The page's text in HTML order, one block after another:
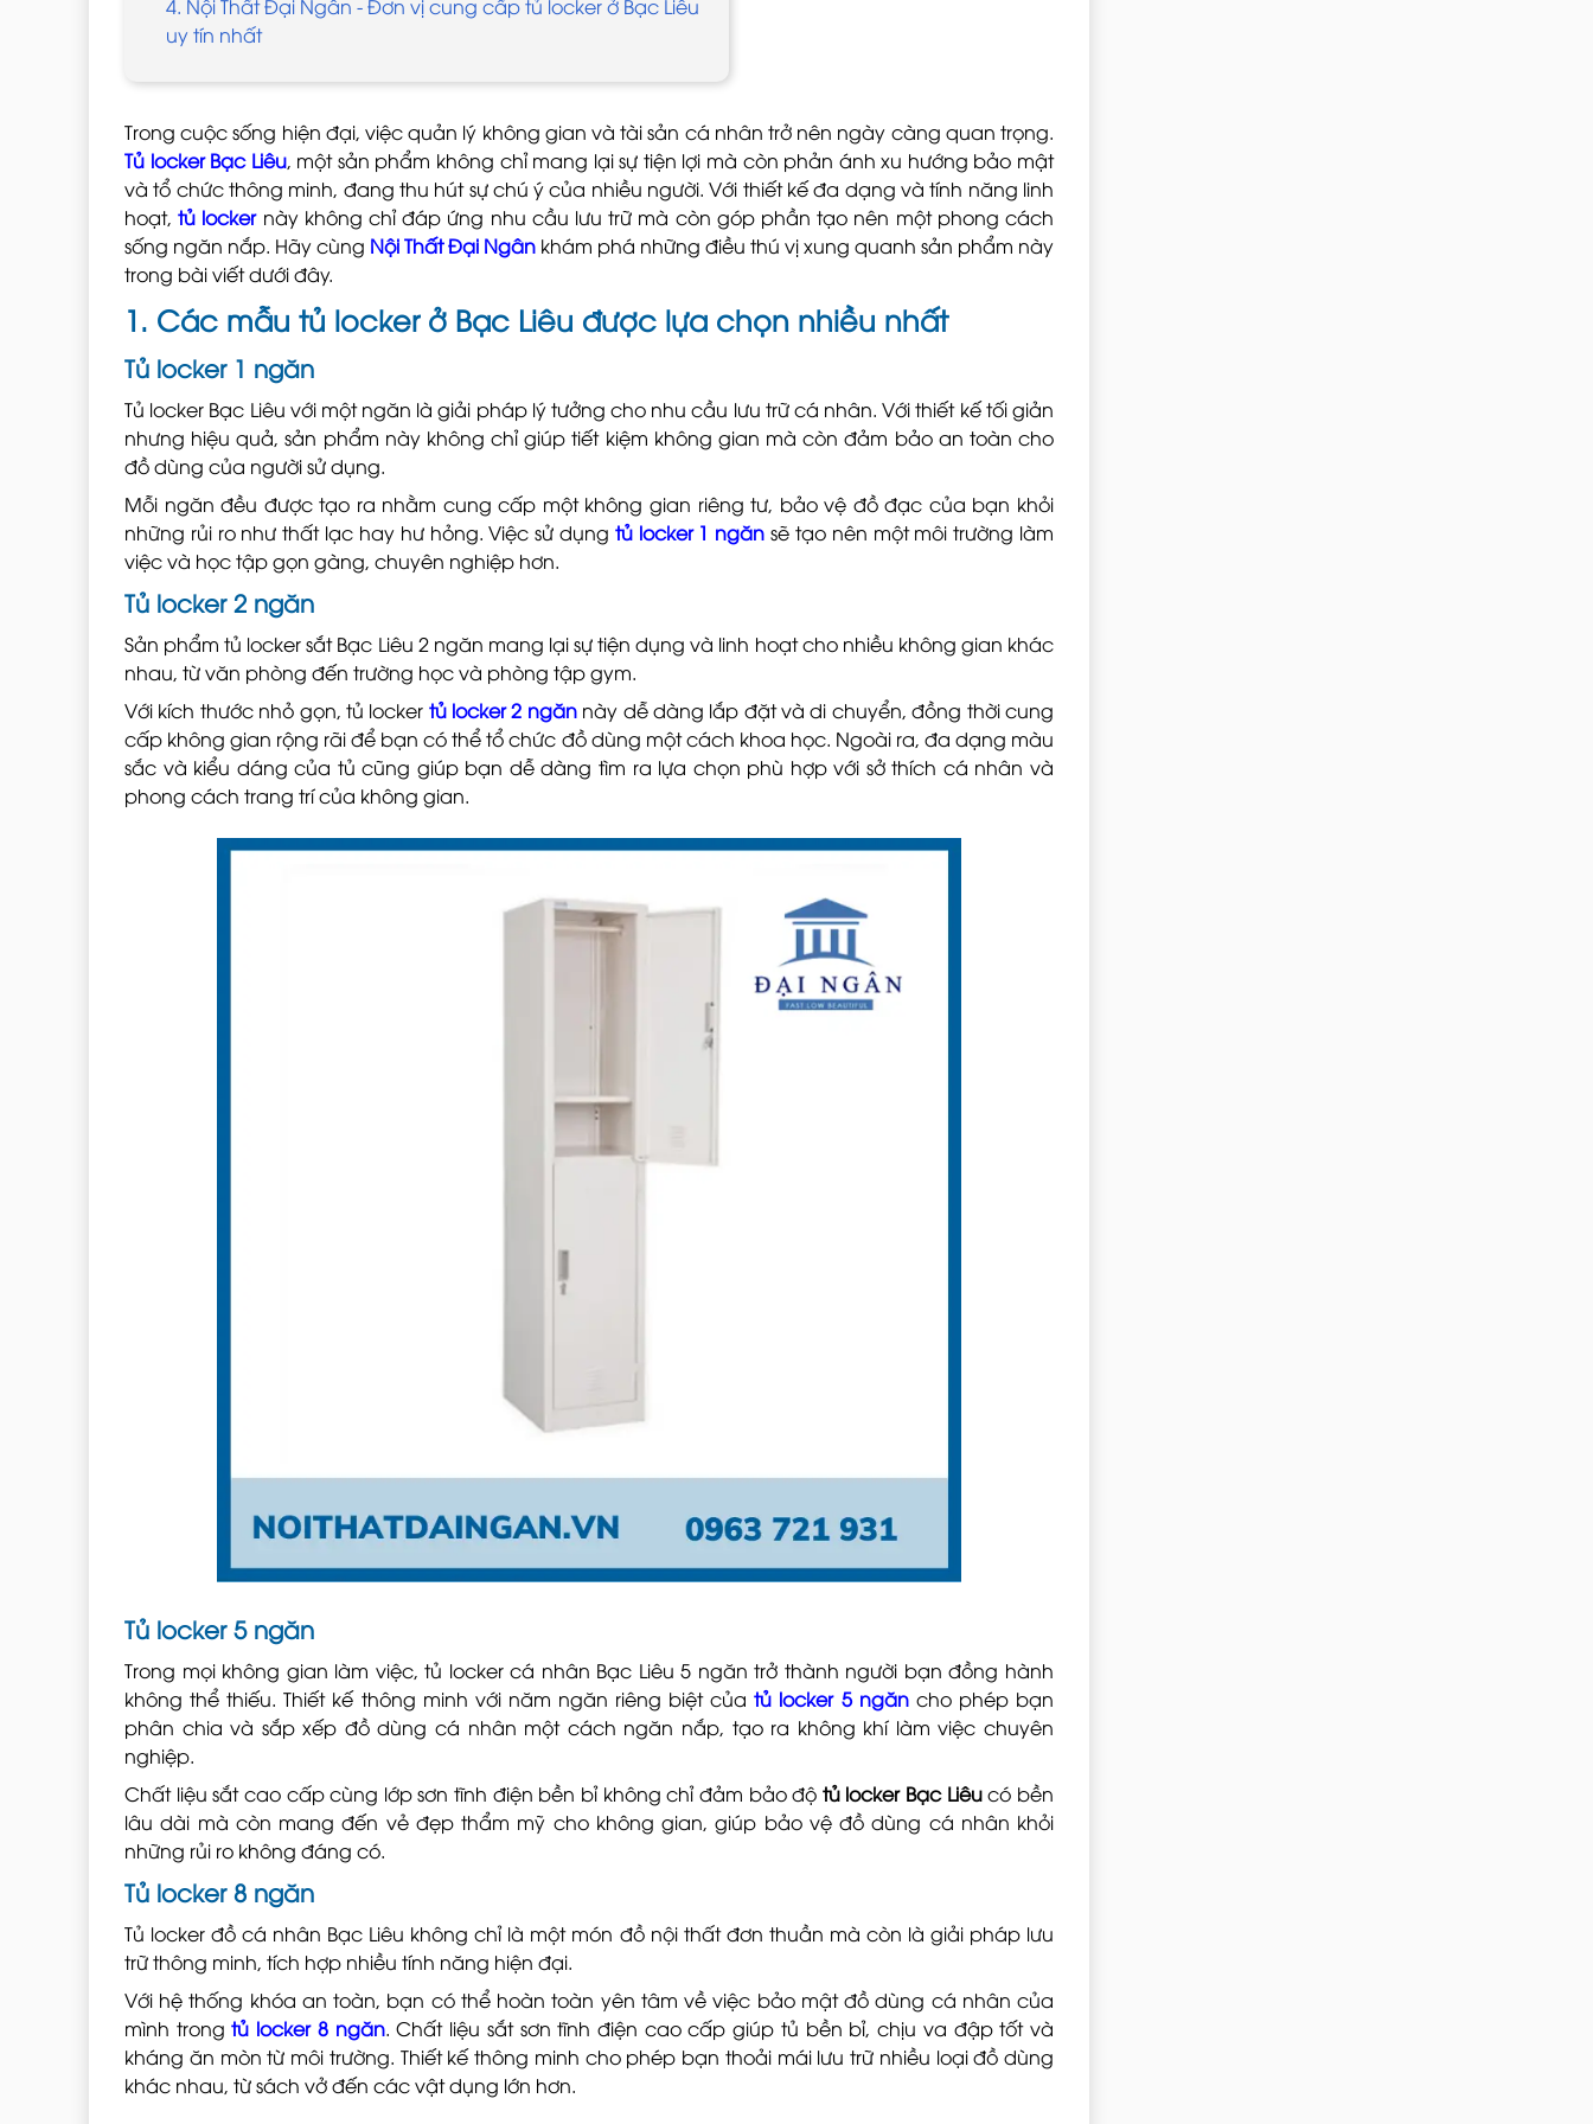
4. Nội Thất Đại Ngân - Đơn vị cung cấp tủ locker ở Bạc Liêu
uy tín nhất
Trong cuộc sống hiện đại, việc quản lý không gian và tài sản cá nhân trở nên ngày càng quan trọng.
Tủ locker Bạc Liêu, một sản phẩm không chỉ mang lại sự tiện lợi mà còn phản ánh xu hướng bảo mật
và tổ chức thông minh, đang thu hút sự chú ý của nhiều người. Với thiết kế đa dạng và tính năng linh
hoạt,tủ lockernày không chỉ đáp ứng nhu cầu lưu trữ mà còn góp phần tạo nên một phong cách
sống ngăn nắp. Hãy cùng Nội Thất Đại Ngân khám phá những điều thú vị xung quanh sản phẩm này
trong bài viết dưới đây.
1. Các mẫu tủ locker ở Bạc Liêu được lựa chọn nhiều nhất
Tủ locker 1 ngăn
Tủ locker Bạc Liêu với một ngăn là giải pháp lý tưởng cho nhu cầu lưu trữ cá nhân. Với thiết kế tối giản
nhưng hiệu quả, sản phẩm này không chỉ giúp tiết kiệm không gian mà còn đảm bảo an toàn cho
đồ dùng của người sử dụng.
Mỗi ngăn đều được tạo ra nhằm cung cấp một không gian riêng tư, bảo vệ đồ đạc của bạn khỏi
những rủi ro như thất lạc hay hư hỏng. Việc sử dụng tủ locker 1 ngăn sẽ tạo nên một môi trường làm
việc và học tập gọn gàng, chuyên nghiệp hơn.
Tủ locker 2 ngăn
Sản phẩm tủ locker sắt Bạc Liêu 2 ngăn mang lại sự tiện dụng và linh hoạt cho nhiều không gian khác
nhau, từ văn phòng đến trường học và phòng tập gym.
Với kích thước nhỏ gọn, tủ locker tủ locker 2 ngănnày dễ dàng lắp đặt và di chuyển, đồng thời cung
cấp không gian rộng rãi để bạn có thể tổ chức đồ dùng một cách khoa học. Ngoài ra, đa dạng màu
sắc và kiểu dáng của tủ cũng giúp bạn dễ dàng tìm ra lựa chọn phù hợp với sở thích cá nhân và
phong cách trang trí của không gian.
Tủ locker 5 ngăn
Trong mọi không gian làm việc, tủ locker cá nhân Bạc Liêu 5 ngăn trở thành người bạn đồng hành
không thể thiếu. Thiết kế thông minh với năm ngăn riêng biệt củatủ locker 5 ngăncho phép bạn
phân chia và sắp xếp đồ dùng cá nhân một cách ngăn nắp, tạo ra không khí làm việc chuyên
nghiệp.
Chất liệu sắt cao cấp cùng lớp sơn tĩnh điện bền bỉ không chỉ đảm bảo độ tủ locker Bạc Liêucó bền
lâu dài mà còn mang đến vẻ đẹp thẩm mỹ cho không gian, giúp bảo vệ đồ dùng cá nhân khỏi
những rủi ro không đáng có.
Tủ locker 8 ngăn
Tủ locker đồ cá nhân Bạc Liêu không chỉ là một món đồ nội thất đơn thuần mà còn là giải pháp lưu
trữ thông minh, tích hợp nhiều tính năng hiện đại.
Với hệ thống khóa an toàn, bạn có thể hoàn toàn yên tâm về việc bảo mật đồ dùng cá nhân của
mình trongtủ locker 8 ngăn. Chất liệu sắt sơn tĩnh điện cao cấp giúp tủ bền bỉ, chịu va đập tốt và
kháng ăn mòn từ môi trường. Thiết kế thông minh cho phép bạn thoải mái lưu trữ nhiều loại đồ dùng
khác nhau, từ sách vở đến các vật dụng lớn hơn.